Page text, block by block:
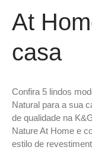
At
casa
Confira 5 lindos
Natural para a sua
de qualidade na
Nature At Home e
estilo de